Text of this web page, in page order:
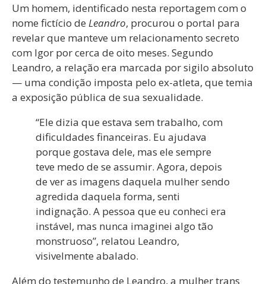
Um homem, identificado nesta reportagem com o
nome fictício de Leandro, procurou o portal para
revelar que manteve um relacionamento secreto
com Igor por cerca de oito meses. Segundo
Leandro, a relação era marcada por sigilo absoluto
— uma condição imposta pelo ex-atleta, que temia
a exposição pública de sua sexualidade.
“Ele dizia que estava sem trabalho, com
dificuldades financeiras. Eu ajudava
porque gostava dele, mas ele sempre
teve medo de se assumir. Agora, depois
de ver as imagens daquela mulher sendo
agredida daquela forma, senti
indignação. A pessoa que eu conheci era
instável, mas nunca imaginei algo tão
monstruoso”, relatou Leandro,
visivelmente abalado.
Além do testemunho de Leandro, a mulher trans